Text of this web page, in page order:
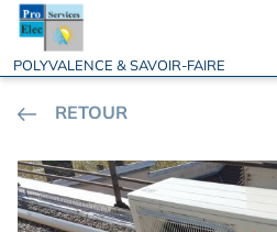
POLYVALENCE & SAVOIR-FAIRE
RETOUR